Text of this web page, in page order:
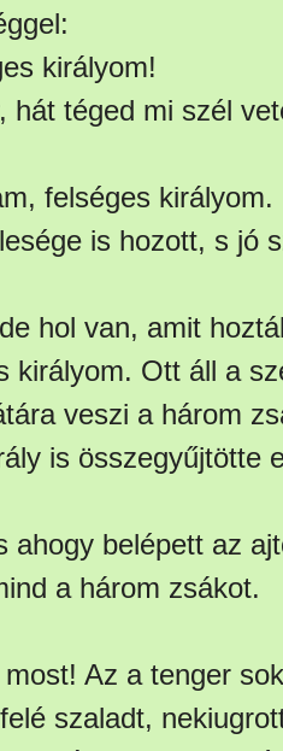
királyom!
hát téged mi szél
felséges
is hozott, s jó
hol van, amit
királyom. Ott áll a
veszi a három
is összegyűjtötte
ahogy belépett az
a három zsákot.
Az a tenger
szaladt,